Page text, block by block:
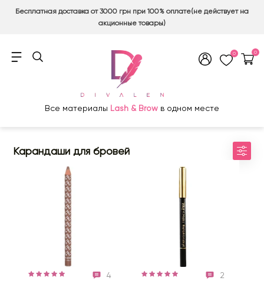
Бесплатная доставка от 3000 грн при 100% оплате(не действует на
акционные товары)
0 0
Все материалы Lash & Brow в одном месте
Карандаши для бровей
4 2